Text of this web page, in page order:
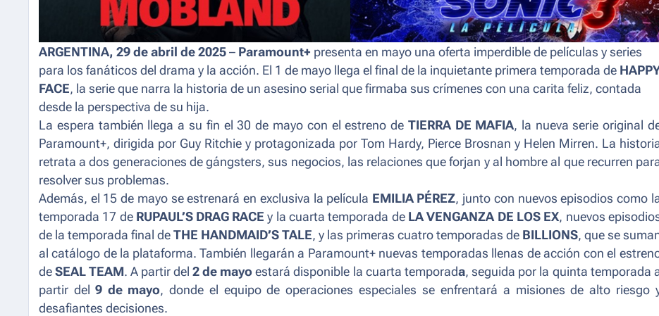
ARGENTINA, 29 de abril de 2025 – Paramount+ presenta en mayo una oferta imperdible de películas y series
para los fanáticos del drama y la acción. El 1 de mayo llega el final de la inquietante primera temporada de
FACE, la serie que narra la historia de un asesino serial que firmaba sus crímenes con una carita feliz, contada
desde la perspectiva de su hija.
La espera también llega a su fin el 30 de mayo con el estreno de TIERRA DE MAFIA, la nueva serie original
Paramount+, dirigida por Guy Ritchie y protagonizada por Tom Hardy, Pierce Brosnan y Helen Mirren. La
retrata a dos generaciones de gángsters, sus negocios, las relaciones que forjan y al hombre al que recurren
resolver sus problemas.
Además, el 15 de mayo se estrenará en exclusiva la película EMILIA PÉREZ, junto con nuevos episodios como
temporada 17 de RUPAUL’S DRAG RACE y la cuarta temporada de LA VENGANZA DE LOS EX, nuevos
de la temporada final de THE HANDMAID’S TALE, y las primeras cuatro temporadas de BILLIONS, que se
al catálogo de la plataforma. También llegarán a Paramount+ nuevas temporadas llenas de acción con el
de SEAL TEAM. A partir del 2 de mayo estará disponible la cuarta temporada, seguida por la quinta temporada
partir del 9 de mayo, donde el equipo de operaciones especiales se enfrentará a misiones de alto riesgo
desafiantes decisiones.